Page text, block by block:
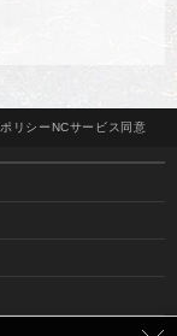
ポリシーNCサービス 同意